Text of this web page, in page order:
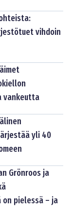
vihdoin
vankeutta
yli 40
Grönroos ja
pielessä – ja